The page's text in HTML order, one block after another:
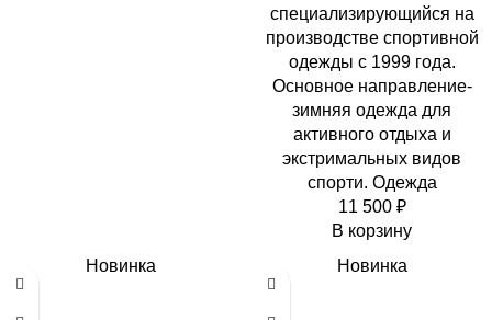
специализирующийся на
производстве спортивной
одежды с 1999 года.
Основное направление-
зимняя одежда для
активного отдыха и
экстримальных видов
спорти. Одежда
11 500 ₽
В корзину
Новинка
Новинка